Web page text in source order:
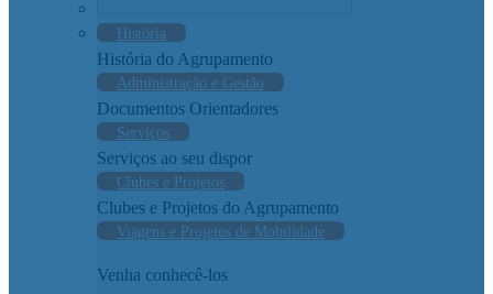
História
História do Agrupamento
Administração e Gestão
Documentos Orientadores
Serviços
Serviços ao seu dispor
Clubes e Projetos
Clubes e Projetos do Agrupamento
Viagens e Projetos de Mobilidade
Venha conhecê-los